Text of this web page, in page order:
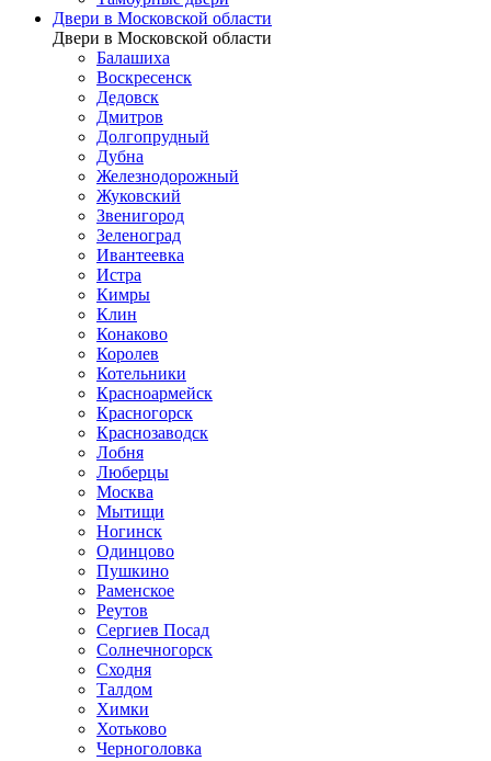
Двери в Московской области
Двери в Московской области
Балашиха
Воскресенск
Дедовск
Дмитров
Долгопрудный
Дубна
Железнодорожный
Жуковский
Звенигород
Зеленоград
Ивантеевка
Истра
Кимры
Клин
Конаково
Королев
Котельники
Красноармейск
Красногорск
Краснозаводск
Лобня
Люберцы
Москва
Мытищи
Ногинск
Одинцово
Пушкино
Раменское
Реутов
Сергиев Посад
Солнечногорск
Сходня
Талдом
Химки
Хотьково
Черноголовка